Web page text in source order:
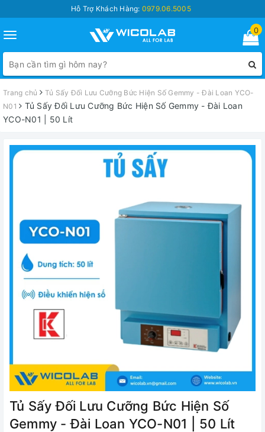
Hỗ Trợ Khách Hàng: 0979.06.5005
Toggle
navigation
0
Trang chủ
Tủ Sấy Đối Lưu Cưỡng Bức Hiện Số Gemmy - Đài Loan YCO-
N01
Tủ Sấy Đối Lưu Cưỡng Bức Hiện Số Gemmy - Đài Loan
YCO-N01 | 50 Lít
Tủ Sấy Đối Lưu Cưỡng Bức Hiện Số
Gemmy - Đài Loan YCO-N01 | 50 Lít